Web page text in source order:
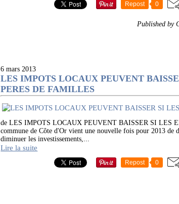
Repost 0
Published by
6 mars 2013
LES IMPOTS LOCAUX PEUVENT
PERES DE FAMILLES
de LES IMPOTS LOCAUX PEUVENT BAISSER SI LES
commune de Côte d'Or vient une nouvelle fois pour 2013 de
diminuer les investissements,...
Lire la suite
Repost 0